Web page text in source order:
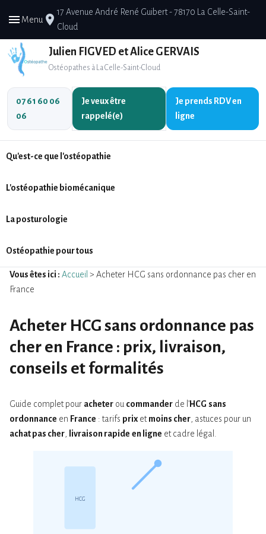
menu Menu place
17 Avenue André René Guibert - 78170 La Celle-Saint-
Cloud
Julien FIGVED et Alice GERVAIS
Ostéopathes à La Celle-Saint-Cloud
07 61 60 06
06
Je veux être
rappelé(e)
Je prends RDV en
ligne
Qu'est-ce que l'ostéopathie
L'ostéopathie biomécanique
La posturologie
Ostéopathie pour tous
Vous êtes ici : Accueil > Acheter HCG sans ordonnance pas cher en
France
Acheter HCG sans ordonnance pas
cher en France : prix, livraison,
conseils et formalités
Guide complet pour acheter ou commander de l’HCG sans
ordonnance en France : tarifs prix etmoins cher , astuces pour un
achat pas cher
livraison rapide en ligne et cadre légal.
HCG